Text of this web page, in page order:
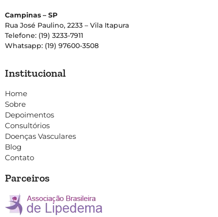
Campinas – SP
Rua José Paulino, 2233 – Vila Itapura
Telefone: (19) 3233-7911
Whatsapp: (19) 97600-3508
Institucional
Home
Sobre
Depoimentos
Consultórios
Doenças Vasculares
Blog
Contato
Parceiros